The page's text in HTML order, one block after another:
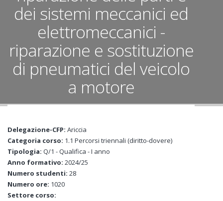
dei sistemi meccanici ed
elettromeccanici -
riparazione e sostituzione
di pneumatici del veicolo
a motore
Delegazione-CFP: Ariccia
Categoria corso: 1.1 Percorsi triennali (diritto-dovere)
Tipologia: Q/1 - Qualifica - I anno
Anno formativo: 2024/25
Numero studenti: 28
Numero ore: 1020
Settore corso: